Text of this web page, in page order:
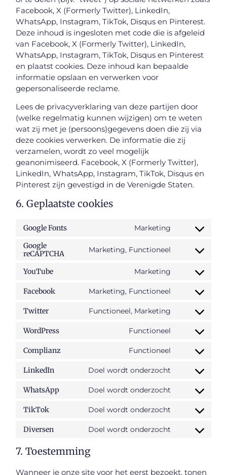
Facebook, X (Formerly Twitter), LinkedIn,
WhatsApp, Instagram, TikTok, Disqus en Pinterest.
Deze inhoud is ingesloten met code die is afgeleid
van Facebook, X (Formerly Twitter), LinkedIn,
WhatsApp, Instagram, TikTok, Disqus en Pinterest
en plaatst cookies. Deze inhoud kan bepaalde
informatie opslaan en verwerken voor
gepersonaliseerde reclame.
Lees de privacyverklaring van deze partijen door
(welke regelmatig kunnen wijzigen) om te weten
wat zij met je (persoons)gegevens doen die zij via
deze cookies verwerken. De informatie die zij
verzamelen, wordt zo veel mogelijk
geanonimiseerd. Facebook, X (Formerly Twitter),
LinkedIn, WhatsApp, Instagram, TikTok, Disqus en
Pinterest zijn gevestigd in de Verenigde Staten.
6. Geplaatste cookies
Google Fonts
Marketing
Google
reCAPTCHA
Marketing, Functioneel
YouTube Marketing
Facebook Marketing, Functioneel
Twitter Functioneel, Marketing
WordPress Functioneel
Complianz Functioneel
LinkedIn Doel wordt onderzocht
WhatsApp Doel wordt onderzocht
TikTok Doel wordt onderzocht
Diversen Doel wordt onderzocht
7. Toestemming
Wanneer je onze site voor het eerst bezoekt, tonen